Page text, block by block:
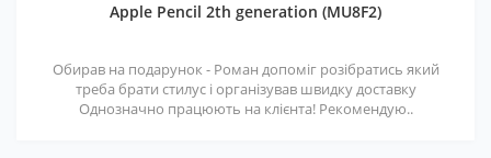
Apple Pencil 2th generation (MU8F2)
Обирав на подарунок - Роман допоміг розібратись який
треба брати стилус і організував швидку доставку
Однозначно працюють на клієнта! Рекомендую..